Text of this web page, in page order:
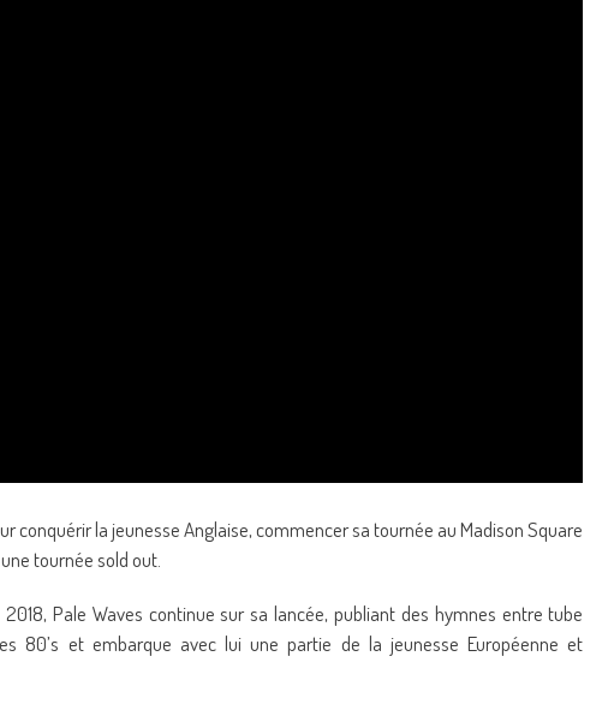
conquérir la jeunesse Anglaise, commencer sa tournée au Madison Square
tournée sold out.
Pale Waves continue sur sa lancée, publiant des hymnes entre tube
80’s et embarque avec lui une partie de la jeunesse Européenne et